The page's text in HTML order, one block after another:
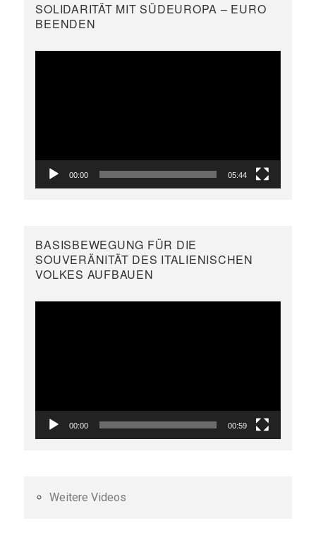
SOLIDARITÄT MIT SÜDEUROPA – EURO
BEENDEN
00:00 05:44
BASISBEWEGUNG FÜR DIE
SOUVERÄNITÄT DES ITALIENISCHEN
VOLKES AUFBAUEN
00:00 00:59
Weitere Videos